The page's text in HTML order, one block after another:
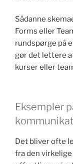
Sådanne
Forms eller
rundspørge på
gør det lettere
kurser eller
Eksempler
Det bliver ofte
fra den